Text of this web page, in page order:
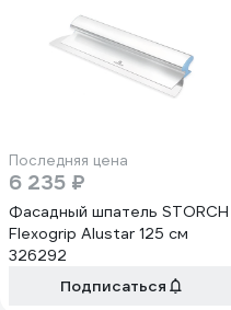
Последняя цена
6 235 ₽
Фасадный шпатель STORCH
Flexogrip Alustar 125 см
326292
Подписаться